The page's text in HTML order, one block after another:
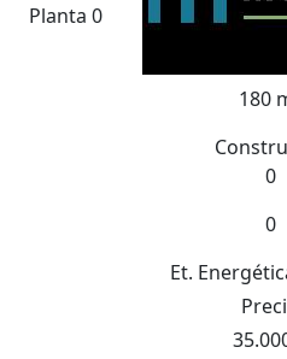
Planta 0
180
0
0
Et.